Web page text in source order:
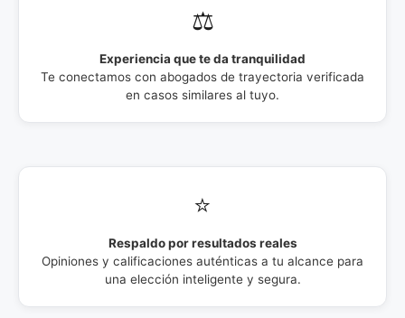
⚖️
Experiencia que te da tranquilidad
Te conectamos con abogados de trayectoria verificada
en casos similares al tuyo.
⭐
Respaldo por resultados reales
Opiniones y calificaciones auténticas a tu alcance para
una elección inteligente y segura.